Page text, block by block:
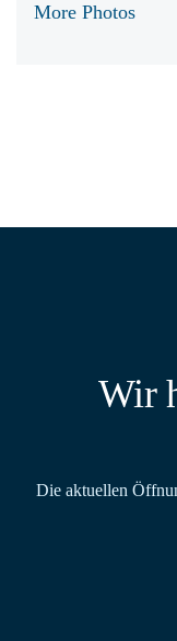
More Photos
Wir
Die aktuellen